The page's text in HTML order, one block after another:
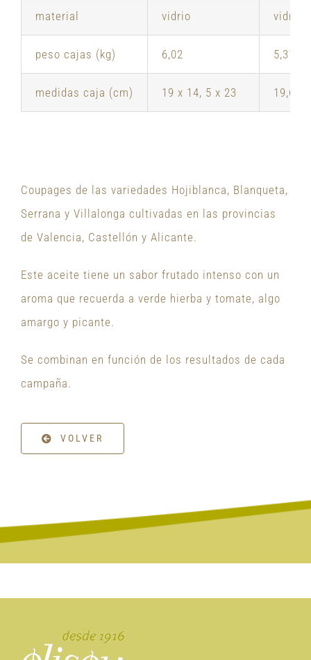
material vidrio vidrio
peso cajas (kg) 6,02 5,31
medidas caja (cm) 19 x 14, 5 x 23 19,6 x
Coupages de las variedades Hojiblanca, Blanqueta,
Serrana y Villalonga cultivadas en las provincias
de Valencia, Castellón y Alicante.
Este aceite tiene un sabor frutado intenso con un
aroma que recuerda a verde hierba y tomate, algo
amargo y picante.
Se combinan en función de los resultados de cada
campaña.
VOLVER